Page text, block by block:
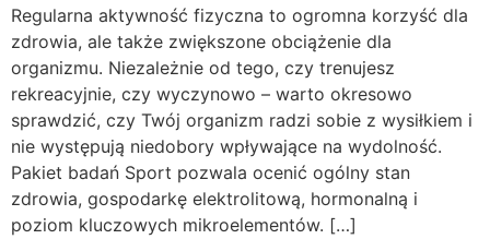
Regularna aktywność fizyczna to ogromna korzyść dla
zdrowia, ale także zwiększone obciążenie dla
organizmu. Niezależnie od tego, czy trenujesz
rekreacyjnie, czy wyczynowo – warto okresowo
sprawdzić, czy Twój organizm radzi sobie z wysiłkiem i
nie występują niedobory wpływające na wydolność.
Pakiet badań Sport pozwala ocenić ogólny stan
zdrowia, gospodarkę elektrolitową, hormonalną i
poziom kluczowych mikroelementów. […]